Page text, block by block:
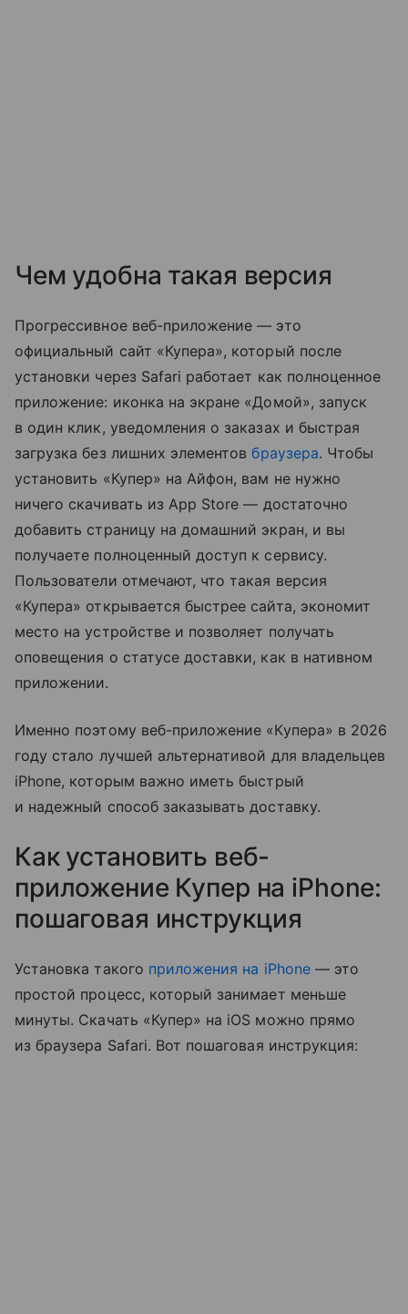
Чем удобна такая версия
Прогрессивное веб-приложение — это
официальный сайт «Купера», который после
установки через Safari работает как полноценное
приложение: иконка на экране «Домой», запуск
в один клик, уведомления о заказах и быстрая
загрузка без лишних элементовбраузера. Чтобы
установить «Купер» на Айфон, вам не нужно
ничего скачивать из App Store — достаточно
добавить страницу на домашний экран, и вы
получаете полноценный доступ к сервису.
Пользователи отмечают, что такая версия
«Купера» открывается быстрее сайта, экономит
место на устройстве и позволяет получать
оповещения о статусе доставки, как в нативном
приложении.
Именно поэтому веб-приложение «Купера» в 2026
году стало лучшей альтернативой для владельцев
iPhone, которым важно иметь быстрый
и надежный способ заказывать доставку.
Как установить веб-
приложение Купер на iPhone:
пошаговая инструкция
Установка такого приложения на iPhone— это
простой процесс, который занимает меньше
минуты. Скачать «Купер» на iOS можно прямо
из браузера Safari. Вот пошаговая инструкция: